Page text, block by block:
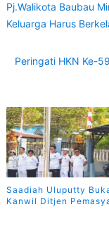
Pj.Walikota Baubau
Keluarga Harus
Peringati HKN Ke-
Saadiah Uluputty
Kanwil Ditjen